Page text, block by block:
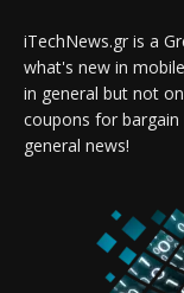
iTechNews.gr is a
what's new in
in general but not
coupons for
general news!